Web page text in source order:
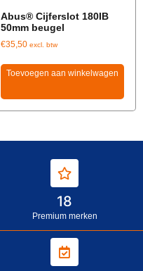
Abus® Cijferslot 180IB
50mm beugel
€35,50 excl. btw
Toevoegen aan winkelwagen
18
Premium merken